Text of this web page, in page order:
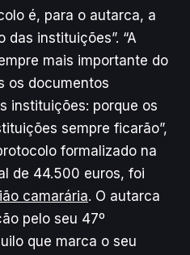
é, para o autarca, a
das instituições”. “A
mais importante do
os documentos
instituições: porque os
sempre ficarão”,
formalizado na
de 44.500 euros, foi
camarária. O autarca
pelo seu 47º
que marca o seu